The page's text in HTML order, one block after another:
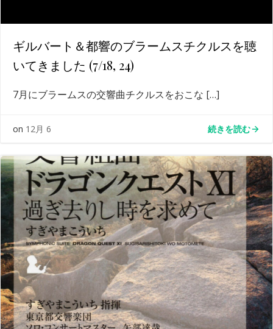
ギルバート＆都響のブラームスチクルスを聴
いてきました (7/18, 24)
7月にブラームスの交響曲チクルスをおこな […]
on 12月 6 続きを読む